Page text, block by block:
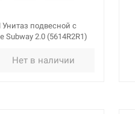
Унитаз подвесной с
2.0 (5614R2R1)
Нет в наличии